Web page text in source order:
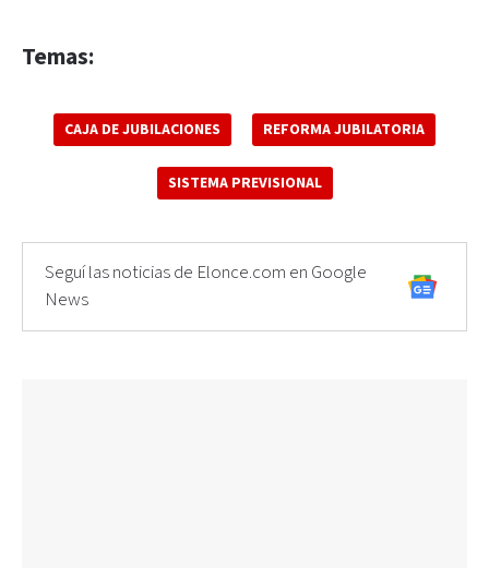
Temas:
CAJA DE JUBILACIONES REFORMA JUBILATORIA
SISTEMA PREVISIONAL
Seguí las noticias de Elonce.com en Google
News